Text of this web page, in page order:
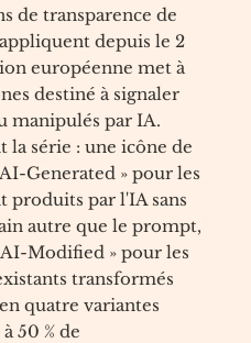
de transparence de
depuis le 2
européenne met à
destiné à signaler
manipulés par IA.
la série : une icône de
Generated » pour les
produits par l'IA sans
autre que le prompt,
Modified » pour les
transformés
quatre variantes
50 % de